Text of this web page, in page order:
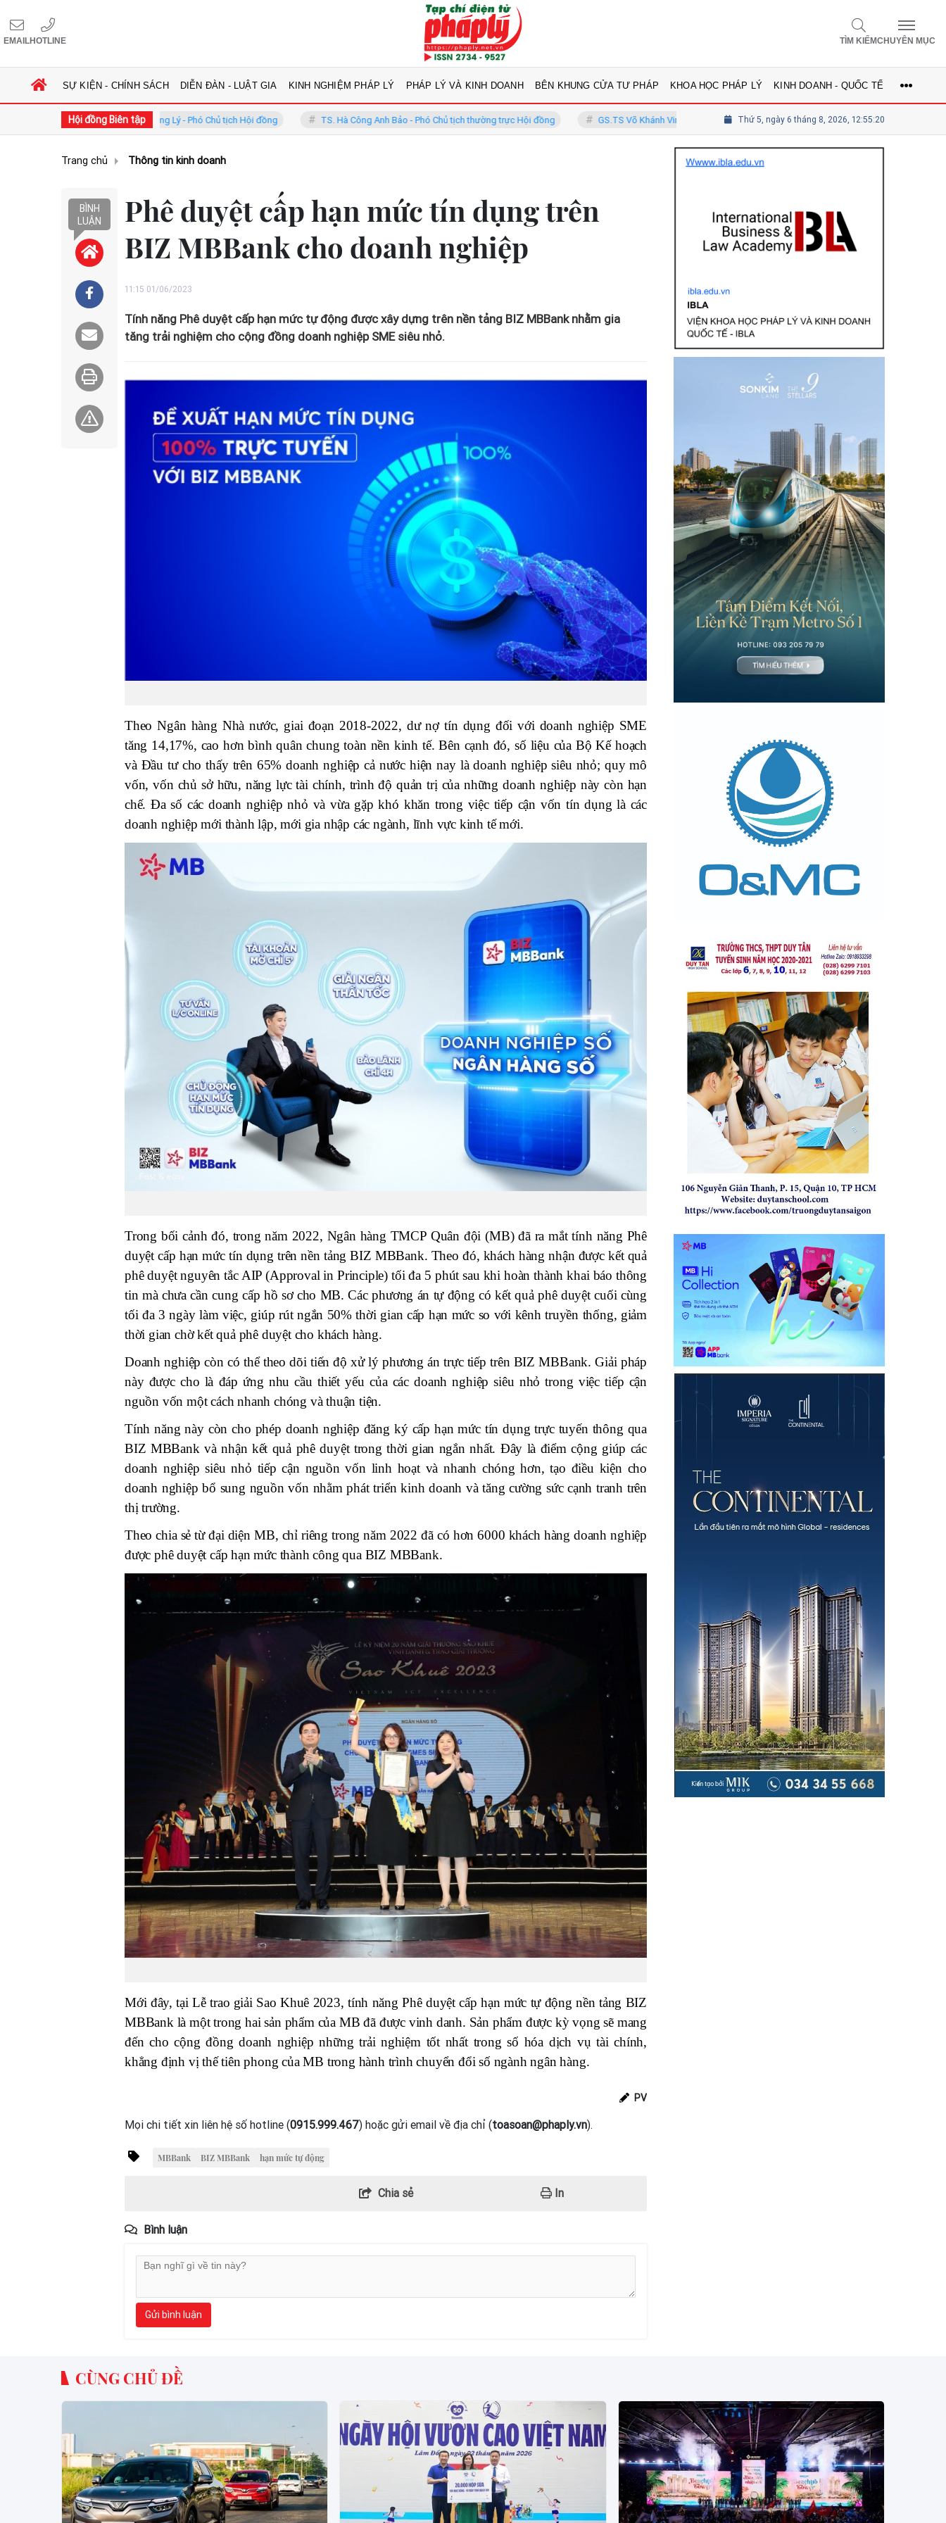
EMAILHOTLINE TÌM KIẾMCHUYÊN MỤC
SỰ KIỆN - CHÍNH SÁCH DIỄN ĐÀN - LUẬT GIA KINH NGHIỆM PHÁP LÝ PHÁP LÝ VÀ KINH DOANH BÊN KHUNG CỬA TƯ PHÁP KHOA HỌC PHÁP LÝ KINH DOANH - QUỐC TẾ
Hội đồng Biên tập
GS.TS. Phan Trung Lý - Phó Chủ tịch Hội đồng TS. Hà Công Anh Bảo - Phó Chủ tịch thường trực Hội đồng GS.TS Võ Khánh Vinh - Ủy viên Hội đồng Tổng biên tập Lê Thị Mai Phương - Ủy viên thường
Thứ 5, ngày 6 tháng 8, 2026, 12:55:21
Trang chủ Thông tin kinh doanh
BÌNH
LUẬN
Phê duyệt cấp hạn mức tín dụng trên
BIZ MBBank cho doanh nghiệp
11:15 01/06/2023
Tính năng Phê duyệt cấp hạn mức tự động được xây dựng trên nền tảng BIZ MBBank nhằm gia
tăng trải nghiệm cho cộng đồng doanh nghiệp SME siêu nhỏ.
Theo Ngân hàng Nhà nước, giai đoạn 2018-2022, dư nợ tín dụng đối với doanh nghiệp SME
tăng 14,17%, cao hơn bình quân chung toàn nền kinh tế. Bên cạnh đó, số liệu của Bộ Kế hoạch
và Đầu tư cho thấy trên 65% doanh nghiệp cả nước hiện nay là doanh nghiệp siêu nhỏ; quy mô
vốn, vốn chủ sở hữu, năng lực tài chính, trình độ quản trị của những doanh nghiệp này còn hạn
chế. Đa số các doanh nghiệp nhỏ và vừa gặp khó khăn trong việc tiếp cận vốn tín dụng là các
doanh nghiệp mới thành lập, mới gia nhập các ngành, lĩnh vực kinh tế mới.
Trong bối cảnh đó, trong năm 2022, Ngân hàng TMCP Quân đội (MB) đã ra mắt tính năng Phê
duyệt cấp hạn mức tín dụng trên nền tảng BIZ MBBank. Theo đó, khách hàng nhận được kết quả
phê duyệt nguyên tắc AIP (Approval in Principle) tối đa 5 phút sau khi hoàn thành khai báo thông
tin mà chưa cần cung cấp hồ sơ cho MB. Các phương án tự động có kết quả phê duyệt cuối cùng
tối đa 3 ngày làm việc, giúp rút ngắn 50% thời gian cấp hạn mức so với kênh truyền thống, giảm
thời gian chờ kết quả phê duyệt cho khách hàng.
Doanh nghiệp còn có thể theo dõi tiến độ xử lý phương án trực tiếp trên BIZ MBBank. Giải pháp
này được cho là đáp ứng nhu cầu thiết yếu của các doanh nghiệp siêu nhỏ trong việc tiếp cận
nguồn vốn một cách nhanh chóng và thuận tiện.
Tính năng này còn cho phép doanh nghiệp đăng ký cấp hạn mức tín dụng trực tuyến thông qua
BIZ MBBank và nhận kết quả phê duyệt trong thời gian ngắn nhất. Đây là điểm cộng giúp các
doanh nghiệp siêu nhỏ tiếp cận nguồn vốn linh hoạt và nhanh chóng hơn, tạo điều kiện cho
doanh nghiệp bổ sung nguồn vốn nhằm phát triển kinh doanh và tăng cường sức cạnh tranh trên
thị trường.
Theo chia sẻ từ đại diện MB, chỉ riêng trong năm 2022 đã có hơn 6000 khách hàng doanh nghiệp
được phê duyệt cấp hạn mức thành công qua BIZ MBBank.
Mới đây, tại Lễ trao giải Sao Khuê 2023, tính năng Phê duyệt cấp hạn mức tự động nền tảng BIZ
MBBank là một trong hai sản phẩm của MB đã được vinh danh. Sản phẩm được kỳ vọng sẽ mang
đến cho cộng đồng doanh nghiệp những trải nghiệm tốt nhất trong số hóa dịch vụ tài chính,
khẳng định vị thế tiên phong của MB trong hành trình chuyển đổi số ngành ngân hàng.
PV
Mọi chi tiết xin liên hệ số hotline (0915.999.467) hoặc gửi email về địa chỉ (toasoan@phaply.vn).
MBBank BIZ MBBank hạn mức tự động
Chia sẻ In
Bình luận
Gửi bình luận
CÙNG CHỦ ĐỀ